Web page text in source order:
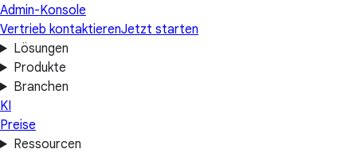
Admin-Konsole
Vertrieb kontaktierenJetzt starten
Lösungen
Produkte
Branchen
KI
Preise
Ressourcen